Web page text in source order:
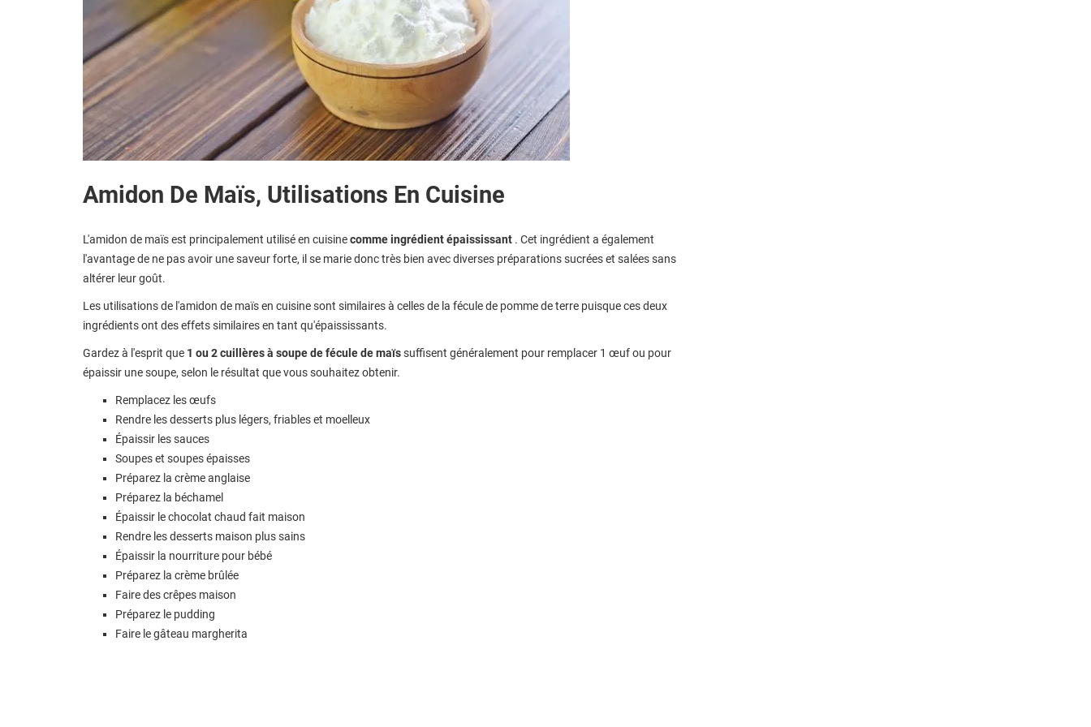
Amidon De Maïs, Utilisations En Cuisine
L'amidon de maïs est principalement utilisé en cuisinecomme ingrédient épaississant . Cet ingrédient a également
l'avantage de ne pas avoir une saveur forte, il se marie donc très bien avec diverses préparations sucrées et salées sans
altérer leur goût.
Les utilisations de l'amidon de maïs en cuisine sont similaires à celles de la fécule de pomme de terre puisque ces deux
ingrédients ont des effets similaires en tant qu'épaississants.
Gardez à l'esprit que 1 ou 2 cuillères à soupe de fécule de maïssuffisent généralement pour remplacer 1 œuf ou pour
épaissir une soupe, selon le résultat que vous souhaitez obtenir.
Remplacez les œufs
Rendre les desserts plus légers, friables et moelleux
Épaissir les sauces
Soupes et soupes épaisses
Préparez la crème anglaise
Préparez la béchamel
Épaissir le chocolat chaud fait maison
Rendre les desserts maison plus sains
Épaissir la nourriture pour bébé
Préparez la crème brûlée
Faire des crêpes maison
Préparez le pudding
Faire le gâteau margherita